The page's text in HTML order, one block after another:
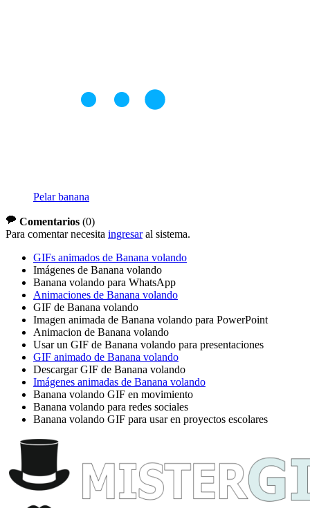
Pelar banana
Comentarios (0)
Para comentar necesita ingresaral sistema.
GIFs animados de Banana volando
Imágenes de Banana volando
Banana volando para WhatsApp
Animaciones de Banana volando
GIF de Banana volando
Imagen animada de Banana volando para PowerPoint
Animacion de Banana volando
Usar un GIF de Banana volando para presentaciones
GIF animado de Banana volando
Descargar GIF de Banana volando
Imágenes animadas de Banana volando
Banana volando GIF en movimiento
Banana volando para redes sociales
Banana volando GIF para usar en proyectos escolares